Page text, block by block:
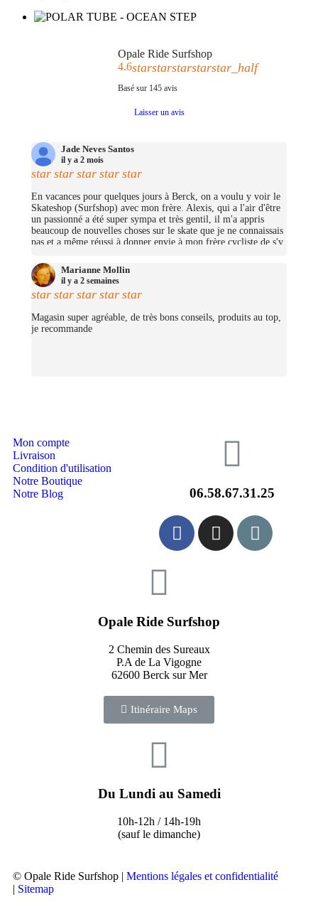
Opale Ride Surfshop
4.6starstarstarstarstar_half
Basé sur 145avis
Laisser un avis
Jade Neves Santos
il y a 2 mois
star star star star star
En vacances pour quelques jours à Berck, on a voulu y voir le
Skateshop (Surfshop) avec mon frère. Alexis, qui a l'air d'être
un passionné a été super sympa et très gentil, il m'a appris
beaucoup de nouvelles choses sur le skate que je ne connaissais
pas et a même réussi à donner envie à mon frère cycliste de s'y
j'ai pu me prendre quelques petites choses et on repassera très
certainement un jour pour nous prendre un cruiser chacun.
(Merciii encore pour les stickers offerts !
Marianne Mollin
il y a 2 semaines
star star star star star
Magasin super agréable, de très bons conseils, produits au top,
je recommande
Mon compte
Livraison
Condition d'utilisation
Notre Boutique
Notre Blog
06.58.67.31.25
Opale Ride Surfshop
2 Chemin des Sureaux
P.A de La Vigogne
62600 Berck sur Mer
Itinéraire Maps
Du Lundi au Samedi
10h-12h / 14h-19h
(sauf le dimanche)
© Opale Ride Surfshop | Mentions légales et confidentialité
| Sitemap